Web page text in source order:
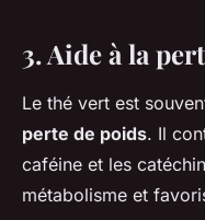
3. Aide à la
Le thé vert est
perte de poids. Il
caféine et les
métabolisme et